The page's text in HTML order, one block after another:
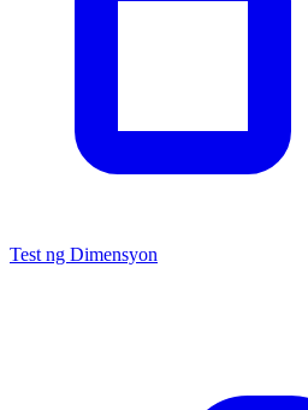
Test ng Dimensyon